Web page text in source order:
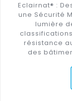
Eclairnat® :
une Sécurité
lumière
résistance
des